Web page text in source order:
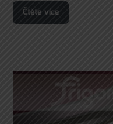
Čtěte více